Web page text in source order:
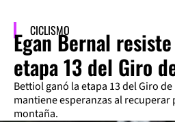
CICLISMO
Egan Bernal
etapa 13 del Giro
Bettiol ganó la etapa 13 del Giro
mantiene esperanzas al recuperar
montaña.